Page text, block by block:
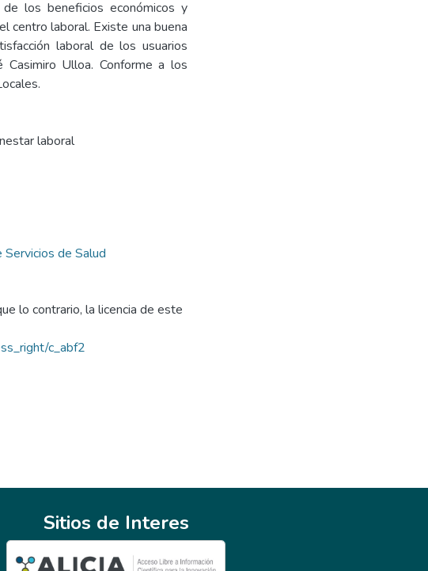
los beneficios económicos y
centro laboral. Existe una buena
laboral de los usuarios
Ulloa. Conforme a los
laboral
Servicios de Salud
lo contrario, la licencia de este
c_abf2
Sitios de Interes